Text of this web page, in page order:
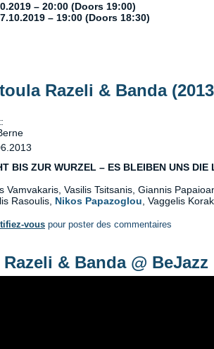
– 20:00 (Doors 19:00)
– 19:00 (Doors 18:30)
Razeli & Banda
BIS ZUR WURZEL – ES BLEIBEN UNS DIE
Vamvakaris, Vasilis Tsitsanis, Giannis
Rasoulis, Nikos Papazoglou , Vaggelis
Afentoula Razeli & Banda (2013)
vous pour poster des commentaires
& Banda @